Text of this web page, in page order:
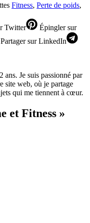
Fitness, Perte de poids,
Twitter Épinglersur
Partagersur LinkedIn
Je suis passionné par
site web, où je partage
qui me tiennent à cœur.
et Fitness »